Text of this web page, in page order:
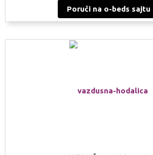
Poruči na o-beds sajtu